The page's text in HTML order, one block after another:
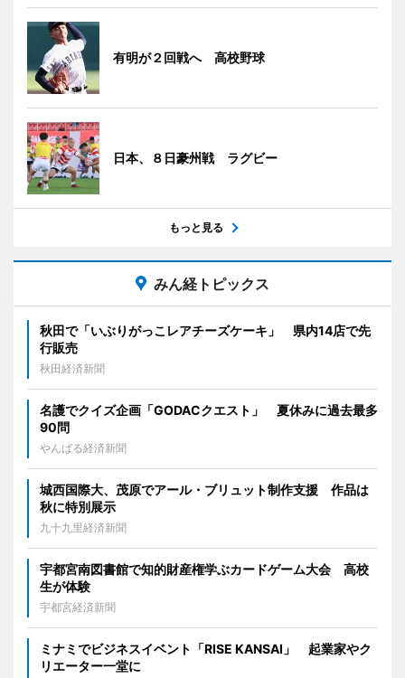
有明が２回戦へ 高校野球
日本、８日豪州戦 ラグビー
もっと見る
みん経トピックス
秋田で「いぶりがっこレアチーズケーキ」 県内14店で先
行販売
秋田経済新聞
名護でクイズ企画「GODACクエスト」 夏休みに過去最多
90問
やんばる経済新聞
城西国際大、茂原でアール・ブリュット制作支援 作品は
秋に特別展示
九十九里経済新聞
宇都宮南図書館で知的財産権学ぶカードゲーム大会 高校
生が体験
宇都宮経済新聞
ミナミでビジネスイベント「RISE KANSAI」 起業家やク
リエーター一堂に